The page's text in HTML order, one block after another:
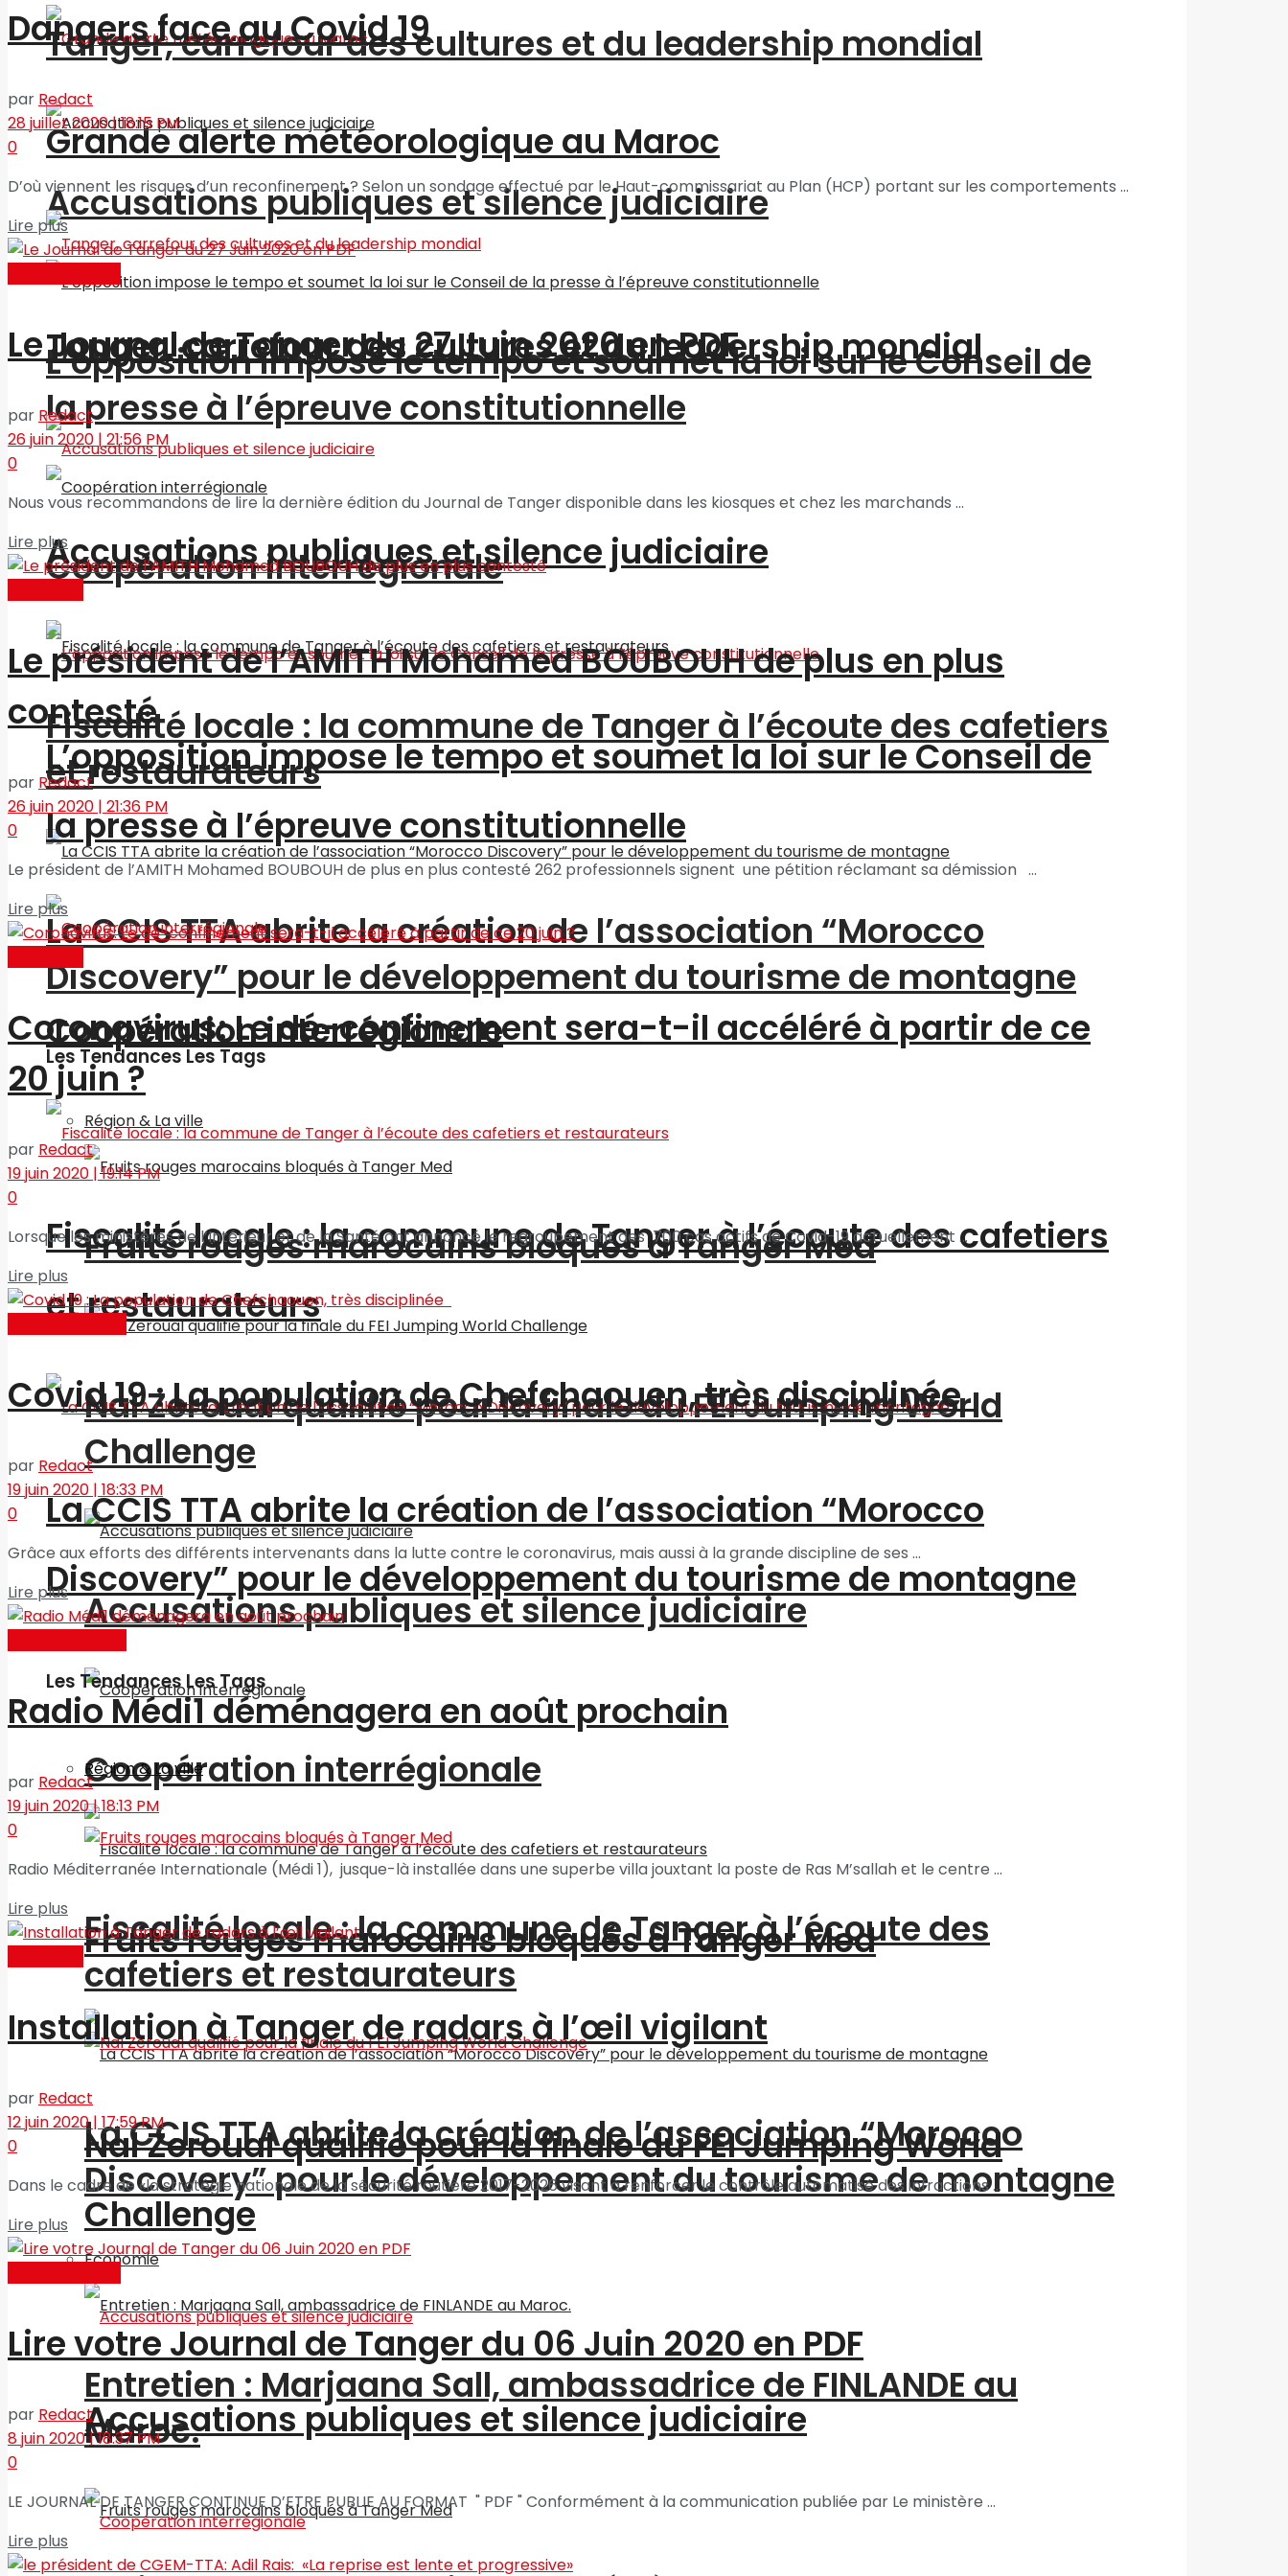
Tanger, carrefour des cultures et du leadership mondial
Accusations publiques et silence judiciaire
L’opposition impose le tempo et soumet la loi sur le Conseil de
la presse à l’épreuve constitutionnelle
Coopération interrégionale
Fiscalité locale : la commune de Tanger à l’écoute des cafetiers
et restaurateurs
La CCIS TTA abrite la création de l’association “Morocco
Discovery” pour le développement du tourisme de montagne
Les Tendances Les Tags
Région & La ville
Fruits rouges marocains bloqués à Tanger Med
Nal Zeroual qualifié pour la finale du FEI Jumping World
Challenge
Accusations publiques et silence judiciaire
Coopération interrégionale
Fiscalité locale : la commune de Tanger à l’écoute des
cafetiers et restaurateurs
La CCIS TTA abrite la création de l’association “Morocco
Discovery” pour le développement du tourisme de montagne
Economie
Entretien : Marjaana Sall, ambassadrice de FINLANDE au
Maroc.
Grande alerte météorologique au Maroc
Tanger, carrefour des cultures et du leadership mondial
Accusations publiques et silence judiciaire
L’opposition impose le tempo et soumet la loi sur le Conseil de
la presse à l’épreuve constitutionnelle
Coopération interrégionale
Fiscalité locale : la commune de Tanger à l’écoute des cafetiers
et restaurateurs
La CCIS TTA abrite la création de l’association “Morocco
Discovery” pour le développement du tourisme de montagne
Les Tendances Les Tags
Région & La ville
Fruits rouges marocains bloqués à Tanger Med
Nal Zeroual qualifié pour la finale du FEI Jumping World
Challenge
Accusations publiques et silence judiciaire
Dangers face au Covid 19
par Redact
28 juillet 2020 | 18:15 PM
0
D’où viennent les risques d’un reconfinement ? Selon un sondage effectué par le Haut-commissariat au Plan (HCP) portant sur les comportements ...
Lire plus
Le Journal de Tanger du 27 Juin 2020 en PDF
par Redact
26 juin 2020 | 21:56 PM
0
Nous vous recommandons de lire la dernière édition du Journal de Tanger disponible dans les kiosques et chez les marchands ...
Lire plus
Le président de l’AMITH Mohamed BOUBOUH de plus en plus
contesté
par Redact
26 juin 2020 | 21:36 PM
0
Le président de l’AMITH Mohamed BOUBOUH de plus en plus contesté 262 professionnels signent une pétition réclamant sa démission ...
Lire plus
Coronavirus: Le dé-confinement sera-t-il accéléré à partir de ce
20 juin ?
par Redact
19 juin 2020 | 19:14 PM
0
Lorsque les ministères de l’Intérieur et de la Santé ont annoncé le regroupement des 700 cas actifs de Covid-19 actuellement ...
Lire plus
Covid 19 : La population de Chefchaouen, très disciplinée
par Redact
19 juin 2020 | 18:33 PM
0
Grâce aux efforts des différents intervenants dans la lutte contre le coronavirus, mais aussi à la grande discipline de ses ...
Lire plus
Radio Médi1 déménagera en août prochain
par Redact
19 juin 2020 | 18:13 PM
0
Radio Méditerranée Internationale (Médi 1), jusque-là installée dans une superbe villa jouxtant la poste de Ras M’sallah et le centre ...
Lire plus
Installation à Tanger de radars à l’œil vigilant
par Redact
12 juin 2020 | 17:59 PM
0
Dans le cadre de «la stratégie nationale de la sécurité routière 2017-2026 visant à renforcer le contrôle automatisé des infractions ...
Lire plus
Lire votre Journal de Tanger du 06 Juin 2020 en PDF
par Redact
8 juin 2020 | 18:37 PM
0
LE JOURNAL DE TANGER CONTINUE D’ETRE PUBLIE AU FORMAT " PDF " Conformément à la communication publiée par Le ministère ...
Lire plus